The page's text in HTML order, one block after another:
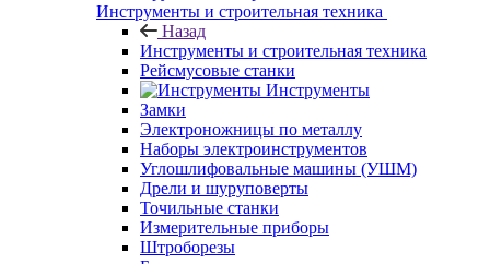
Инструменты и строительная техника
Назад
Инструменты и строительная техника
Рейсмусовые станки
Инструменты
Замки
Электроножницы по металлу
Наборы электроинструментов
Углошлифовальные машины (УШМ)
Дрели и шуруповерты
Точильные станки
Измерительные приборы
Штроборезы